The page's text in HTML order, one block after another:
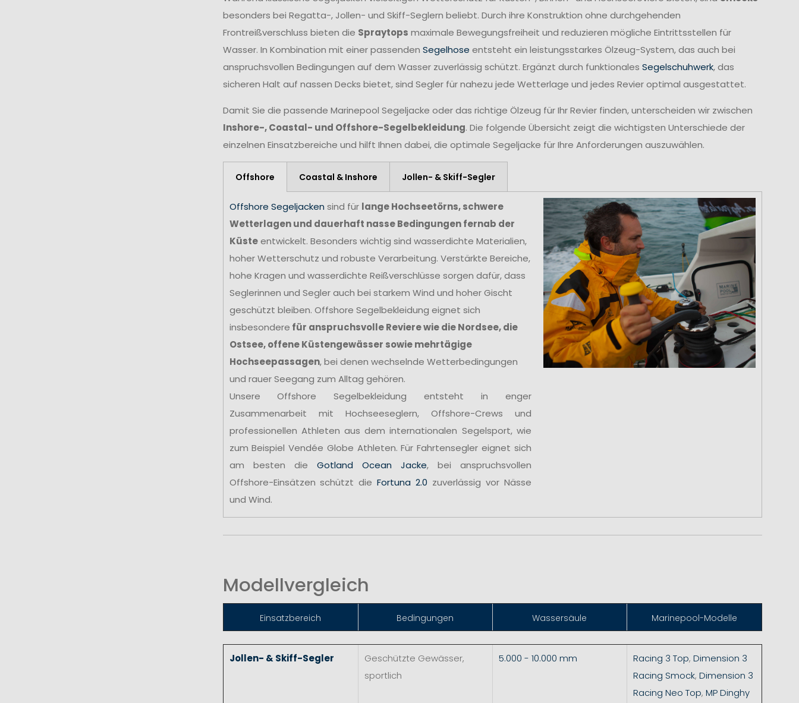
besonders bei Regatta-, Jollen- und Skiff-Seglern beliebt. Durch ihre Konstruktion ohne durchgehenden
Frontreißverschluss bieten die Spraytops maximale Bewegungsfreiheit und reduzieren mögliche Eintrittsstellen für
Wasser. In Kombination mit einer passenden Segelhose entsteht ein leistungsstarkes Ölzeug-System, das auch bei
anspruchsvollen Bedingungen auf dem Wasser zuverlässig schützt. Ergänzt durch funktionales Segelschuhwerk, das
sicheren Halt auf nassen Decks bietet, sind Segler für nahezu jede Wetterlage und jedes Revier optimal ausgestattet.
Damit Sie die passende Marinepool Segeljacke oder das richtige Ölzeug für Ihr Revier finden, unterscheiden wir zwischen
Inshore-, Coastal- und Offshore-Segelbekleidung. Die folgende Übersicht zeigt die wichtigsten Unterschiede der
einzelnen Einsatzbereiche und hilft Ihnen dabei, die optimale Segeljacke für Ihre Anforderungen auszuwählen.
Offshore Coastal & Inshore Jollen- & Skiff-Segler
Offshore Segeljacken sind für lange Hochseetörns, schwere
Wetterlagen und dauerhaft nasse Bedingungen fernab der
Küsteentwickelt. Besonders wichtig sind wasserdichte Materialien,
hoher Wetterschutz und robuste Verarbeitung. Verstärkte Bereiche,
hohe Kragen und wasserdichte Reißverschlüsse sorgen dafür, dass
Seglerinnen und Segler auch bei starkem Wind und hoher Gischt
geschützt bleiben. Offshore Segelbekleidung eignet sich
insbesondere für anspruchsvolle Reviere wie die Nordsee, die
Ostsee, offene Küstengewässer sowie mehrtägige
Hochseepassagen, bei denen wechselnde Wetterbedingungen
und rauer Seegang zum Alltag gehören.
Unsere Offshore Segelbekleidung entsteht in enger
Zusammenarbeit mit Hochseeseglern, Offshore-Crews und
professionellen Athleten aus dem internationalen Segelsport, wie
zum Beispiel Vendée Globe Athleten. Für Fahrtensegler eignet sich
am besten die Gotland Ocean Jacke, bei anspruchsvollen
Offshore-Einsätzen schützt dieFortuna 2.0 zuverlässig vor Nässe
und Wind.
Modellvergleich
Einsatzbereich Bedingungen Wassersäule Marinepool-Modelle
Jollen- & Skiff-Segler
Geschützte Gewässer,
sportlich
5.000 - 10.000 mm Racing 3 Top, Dimension 3
Racing Smock, Dimension 3
Racing Neo Top, MP Dinghy